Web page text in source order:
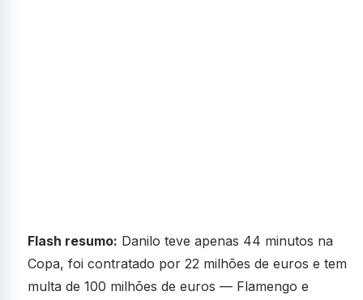
Flash resumo: Danilo teve apenas 44 minutos na
Copa, foi contratado por 22 milhões de euros e tem
multa de 100 milhões de euros — Flamengo e